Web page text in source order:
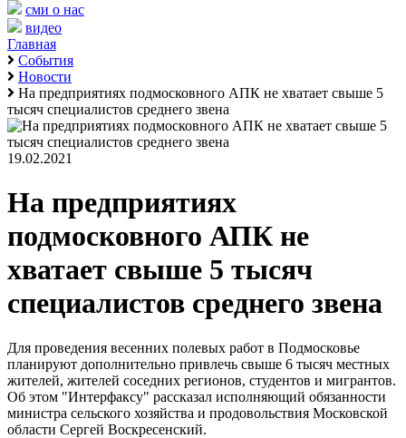
сми о нас
видео
Главная
События
Новости
На предприятиях подмосковного АПК не хватает свыше 5
тысяч специалистов среднего звена
19.02.2021
На предприятиях
подмосковного АПК не
хватает свыше 5 тысяч
специалистов среднего звена
Для проведения весенних полевых работ в Подмосковье
планируют дополнительно привлечь свыше 6 тысяч местных
жителей, жителей соседних регионов, студентов и мигрантов.
Об этом "Интерфаксу" рассказал исполняющий обязанности
министра сельского хозяйства и продовольствия Московской
области Сергей Воскресенский.